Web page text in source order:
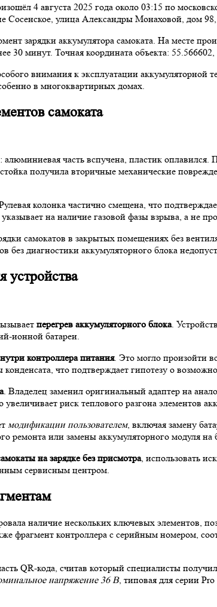
4 августа 2025 года около 03:15 по
Сосенское, улица Александры Монаховой, дом 98,
зарядки аккумулятора самоката. На месте
минут. Точная координата объекта: 55.566602,
внимания к эксплуатации
в многоквартирных домах.
самоката
часть вспучена, пластик
получила вторичные механические
колонка частично смещена, что
на наличие газовой фазы взрыва, а не
самокатов в закрытых помещениях без
диагностики аккумуляторного блока
устройства
перегрев аккумуляторного блока.
ионной батареи.
контроллера питания. Это могло произойти
что подтверждает гипотезу о
. Владелец заменил оригинальный адаптер на
риск теплового разгона элементов
модификации пользователем, включая замену
ремонта или замены аккумуляторного модуля
на зарядке без присмотра, использовать
сервисным центром.
наличие нескольких ключевых элементов,
фрагмент контроллера с серийным номером,
QR-кода, считав который специалисты
напряжение 36 В, типовая для серии